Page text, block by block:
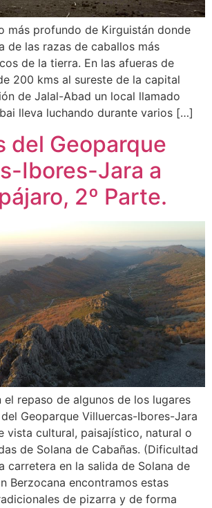
más profundo de Kirguistán donde
de las razas de caballos más
de la tierra. En las afueras de
200 kms al sureste de la capital
de Jalal-Abad un local llamado
lleva luchando durante varios […]
del Geoparque
Ibores-Jara a
2º Parte.
el repaso de algunos de los lugares
Geoparque Villuercas-Ibores-Jara
vista cultural, paisajístico, natural o
de Solana de Cabañas. (Dificultad
carretera en la salida de Solana de
Berzocana encontramos estas
de pizarra y de forma